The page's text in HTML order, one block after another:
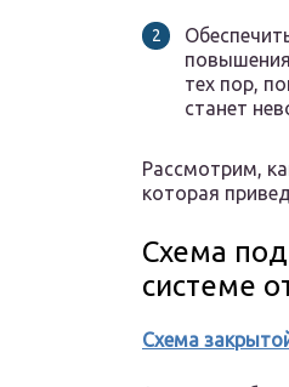
тех пор,
станет
Рассмотрим,
которая
Схема
системе
Схема